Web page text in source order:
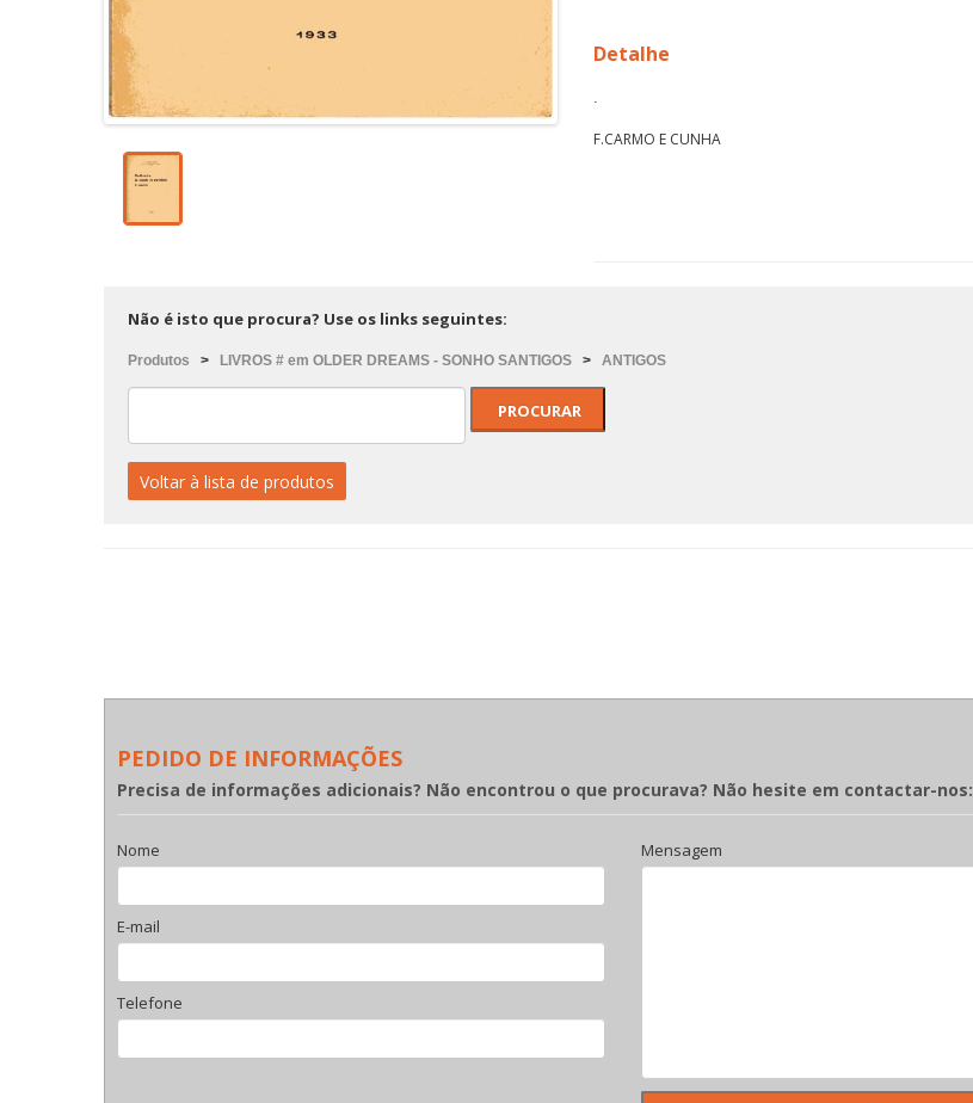
Detalhe
.
F.CARMO E CUNHA
Não é isto que procura? Use os links seguintes:
Produtos > LIVROS # em OLDER DREAMS - SONHO SANTIGOS > ANTIGOS
Voltar à lista de produtos
PEDIDO DE INFORMAÇÕES
Precisa de informações adicionais? Não encontrou o que procurava? Não hesite em contactar-nos:
Nome
E-mail
Telefone
Mensagem